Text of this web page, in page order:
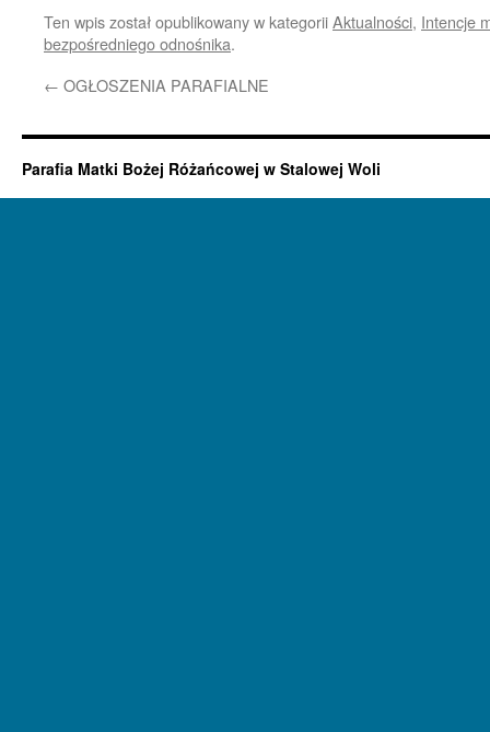
Ten wpis został opublikowany w kategoriiAktualności, Intencje
bezpośredniego odnośnika.
← OGŁOSZENIA PARAFIALNE
Parafia Matki Bożej Różańcowej w Stalowej Woli